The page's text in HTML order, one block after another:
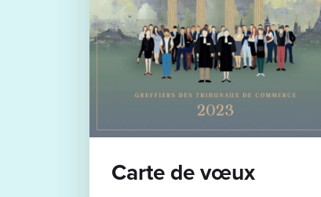
Carte de vœux